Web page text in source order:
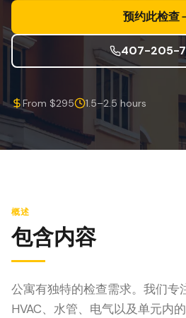
四点检查
屋顶认证
专业服务
热成像
白蚁检查
预约此检查
407-205-
From $295 1.5–2.5 hours
概述
包含内容
公寓有独特的检查需求。我们专
HVAC、水管、电气以及单元内